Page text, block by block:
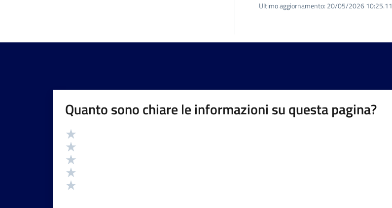
Ultimo aggiornamento: 20/05/2026 10:25.11
Quanto sono chiare le informazioni su questa pagina?
Valutazione